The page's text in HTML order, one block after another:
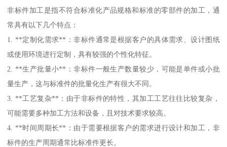
非标件加工是指不符合标准化产品规格和标准的零部件的加工，通
常具有以下几个特点：
1. **定制化需求**：非标件通常是根据客户的具体需求、设计图纸
或使用环境进行定制，具有较强的个性化特征。
2. **生产批量小**：非标件一般生产数量较少，可能是单件或小批
量生产，这与标准件的批量化生产有很大不同。
3. **工艺复杂**：由于非标件的特性，其加工工艺往往比较复杂，
可能需要多种加工方法和设备，且对技术要求较高。
4. **时间周期长**：由于需要根据客户的需求进行设计和加工，非
标件的生产周期通常比标准件更长。